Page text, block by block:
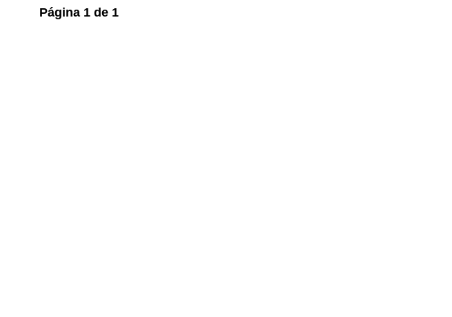
Página 1 de 1